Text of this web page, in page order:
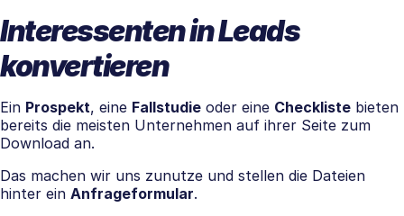
Interessenten in Leads
konvertieren
Ein Prospekt, eine Fallstudie oder eine Checkliste bieten
bereits die meisten Unternehmen auf ihrer Seite zum
Download an.
Das machen wir uns zunutze und stellen die Dateien
hinter ein Anfrageformular.